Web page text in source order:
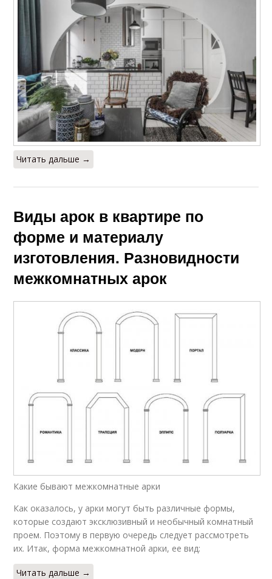
Читать дальше →
Виды арок в квартире по
форме и материалу
изготовления. Разновидности
межкомнатных арок
Какие бывают межкомнатные арки
Как оказалось, у арки могут быть различные формы,
которые создают эксклюзивный и необычный комнатный
проем. Поэтому в первую очередь следует рассмотреть
их. Итак, форма межкомнатной арки, ее вид:
Читать дальше →